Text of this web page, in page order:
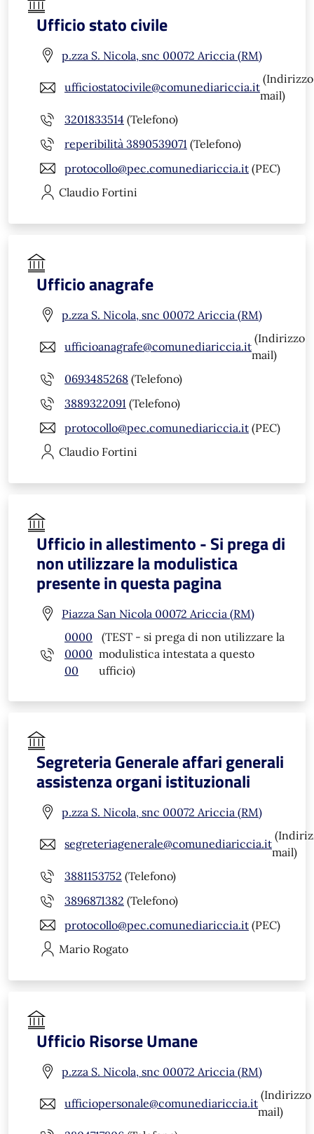
Ufficio stato civile
p.zza S. Nicola, snc 00072 Ariccia (RM)
ufficiostatocivile@comunediariccia.it
(Indirizzo
mail)
3201833514 (Telefono)
reperibilità 3890539071 (Telefono)
protocollo@pec.comunediariccia.it (PEC)
Claudio Fortini
Ufficio anagrafe
p.zza S. Nicola, snc 00072 Ariccia (RM)
ufficioanagrafe@comunediariccia.it
(Indirizzo
mail)
0693485268 (Telefono)
3889322091 (Telefono)
protocollo@pec.comunediariccia.it (PEC)
Claudio Fortini
Ufficio in allestimento - Si prega di
non utilizzare la modulistica
presente in questa pagina
Piazza San Nicola 00072 Ariccia (RM)
0000
0000
00
(TEST - si prega di non utilizzare la
modulistica intestata a questo
ufficio)
Segreteria Generale affari generali
assistenza organi istituzionali
p.zza S. Nicola, snc 00072 Ariccia (RM)
segreteriagenerale@comunediariccia.it
mail)
3881153752 (Telefono)
3896871382 (Telefono)
protocollo@pec.comunediariccia.it (PEC)
Mario Rogato
Ufficio Risorse Umane
p.zza S. Nicola, snc 00072 Ariccia (RM)
ufficiopersonale@comunediariccia.it
(Indirizzo
mail)